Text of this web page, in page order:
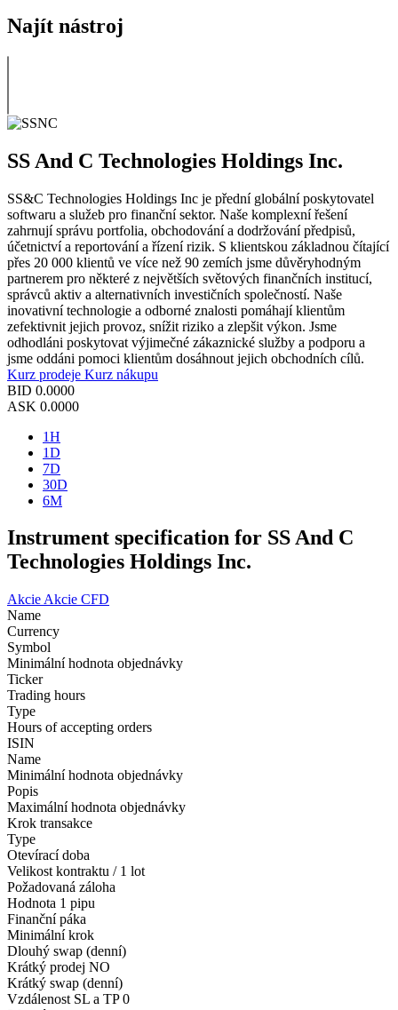
Najít nástroj
SS And C Technologies Holdings Inc.
SS&C Technologies Holdings Inc je přední globální poskytovatel
softwaru a služeb pro finanční sektor. Naše komplexní řešení
zahrnují správu portfolia, obchodování a dodržování předpisů,
účetnictví a reportování a řízení rizik. S klientskou základnou čítající
přes 20 000 klientů ve více než 90 zemích jsme důvěryhodným
partnerem pro některé z největších světových finančních institucí,
správců aktiv a alternativních investičních společností. Naše
inovativní technologie a odborné znalosti pomáhají klientům
zefektivnit jejich provoz, snížit riziko a zlepšit výkon. Jsme
odhodláni poskytovat výjimečné zákaznické služby a podporu a
jsme oddáni pomoci klientům dosáhnout jejich obchodních cílů.
Kurz prodeje Kurz nákupu
BID 0.0000
ASK 0.0000
1H
1D
7D
30D
6M
Instrument specification for SS And C
Technologies Holdings Inc.
Akcie Akcie CFD
Name
Currency
Symbol
Minimální hodnota objednávky
Ticker
Trading hours
Type
Hours of accepting orders
ISIN
Name
Minimální hodnota objednávky
Popis
Maximální hodnota objednávky
Krok transakce
Type
Otevírací doba
Velikost kontraktu / 1 lot
Požadovaná záloha
Hodnota 1 pipu
Finanční páka
Minimální krok
Dlouhý swap (denní)
Krátký prodej NO
Krátký swap (denní)
Vzdálenost SL a TP 0